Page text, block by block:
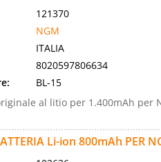
121370
NGM
ITALIA
8020597806634
BL-15
al litio per 1.400mAh per
Li-ion 800mAh PER